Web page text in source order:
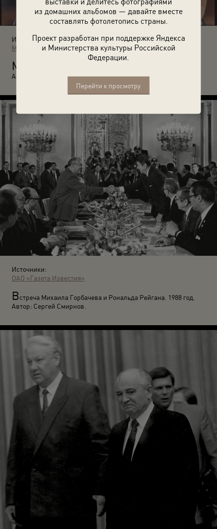
из домашних альбомов — давайте вместе
составлять фотолетопись страны.
Проект разработан при поддержке Яндекса
и Министерства культуры Российской
Федерации.
Перейти к просмотру
Источники:
МАММ / МДФ
М
Автор: Юрий Абрамочкин.
Источники:
ОАО «Газета Известия»
Встреча Михаила Горбачева и Рональда Рейгана. 1988 год.
Автор: Сергей Смирнов.